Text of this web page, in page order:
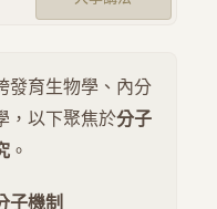
發育生物學、內分
，以下聚焦於分子
。
子機制